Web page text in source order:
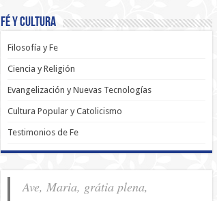
Fé y Cultura
Filosofía y Fe
Ciencia y Religión
Evangelización y Nuevas Tecnologías
Cultura Popular y Catolicismo
Testimonios de Fe
Ave, Maria, grátia plena,